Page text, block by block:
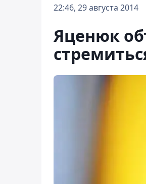
22:46, 29 августа 2014
Яценюк